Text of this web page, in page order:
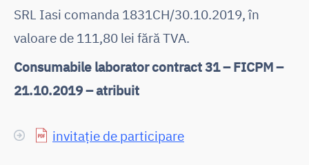
SRL Iasi comanda 1831CH/30.10.2019, în
valoare de 111,80 lei fără TVA.
Consumabile laborator contract 31 – FICPM –
21.10.2019 – atribuit
invitație de participare